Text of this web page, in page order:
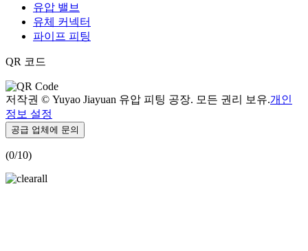
유압 밸브
유체 커넥터
파이프 피팅
QR 코드
저작권 © Yuyao Jiayuan 유압 피팅 공장. 모든 권리 보유.개인
정보 설정
공급 업체에 문의
(0/10)